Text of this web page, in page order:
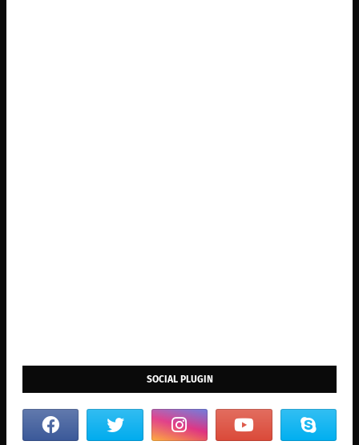
SOCIAL PLUGIN